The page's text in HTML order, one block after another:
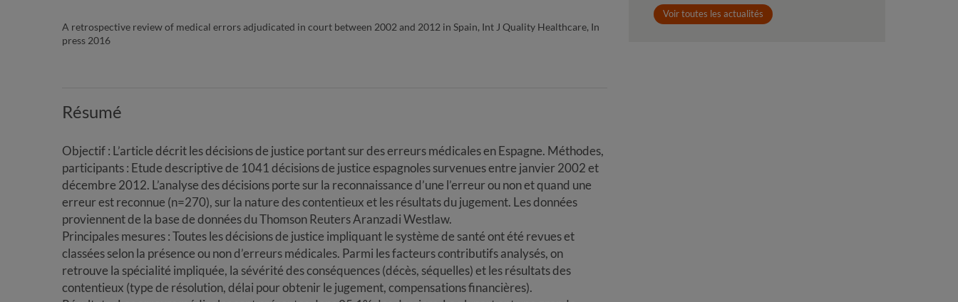
A retrospective review of medical errors adjudicated in court between 2002 and 2012 in Spain, Int J Quality Healthcare, In
press 2016
Résumé
Objectif : L’article décrit les décisions de justice portant sur des erreurs médicales en Espagne. Méthodes,
participants : Etude descriptive de 1041 décisions de justice espagnoles survenues entre janvier 2002 et
décembre 2012. L’analyse des décisions porte sur la reconnaissance d’une l’erreur ou non et quand une
erreur est reconnue (n=270), sur la nature des contentieux et les résultats du jugement. Les données
proviennent de la base de données du Thomson Reuters Aranzadi Westlaw.
Principales mesures : Toutes les décisions de justice impliquant le système de santé ont été revues et
classées selon la présence ou non d’erreurs médicales. Parmi les facteurs contributifs analysés, on
retrouve la spécialité impliquée, la sévérité des conséquences (décès, séquelles) et les résultats des
contentieux (type de résolution, délai pour obtenir le jugement, compensations financières).
Voir toutes les actualités